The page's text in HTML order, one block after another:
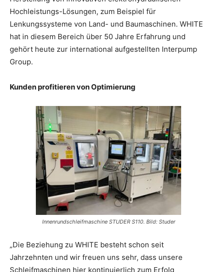
Hochleistungs-Lösungen, zum Beispiel für
Lenkungssysteme von Land- und Baumaschinen. WHITE
hat in diesem Bereich über 50 Jahre Erfahrung und
gehört heute zur international aufgestellten Interpump
Group.
Kunden profitieren von Optimierung
Innenrundschleifmaschine STUDER S110. Bild: Studer
„Die Beziehung zu WHITE besteht schon seit
Jahrzehnten und wir freuen uns sehr, dass unsere
Schleifmaschinen hier kontinuierlich zum Erfolg